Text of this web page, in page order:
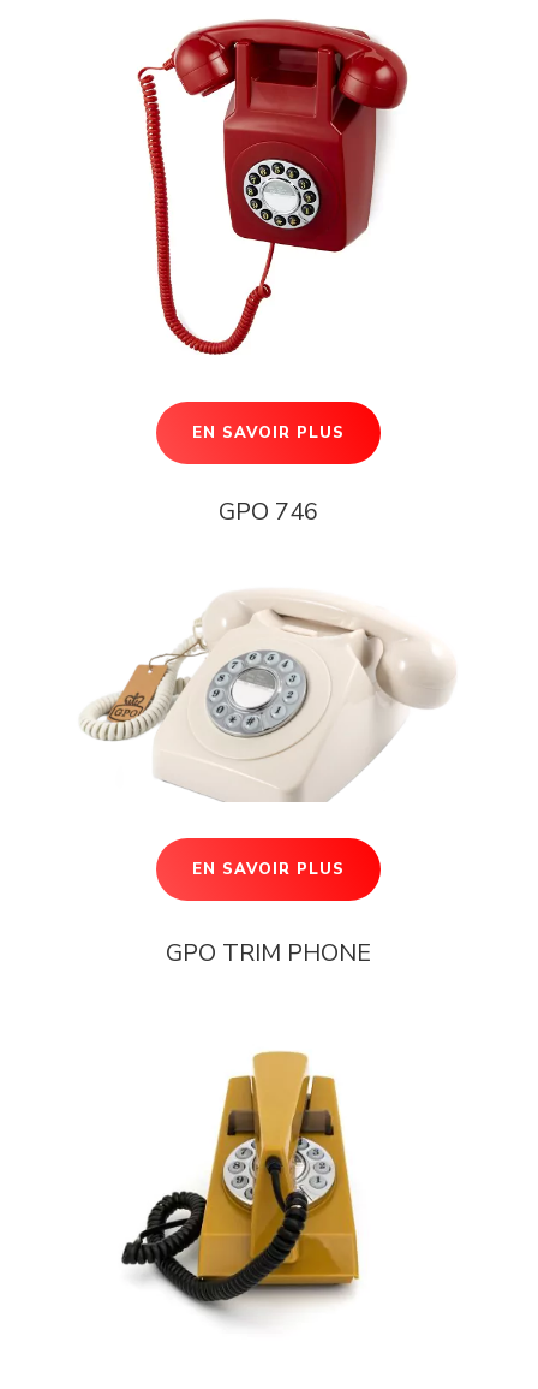
EN SAVOIR PLUS
GPO 746
EN SAVOIR PLUS
GPO TRIM PHONE